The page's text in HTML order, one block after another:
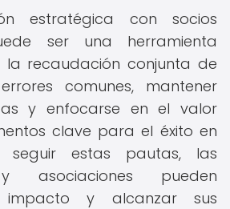
estratégica con socios
ser una herramienta
recaudación conjunta de
comunes, mantener
y enfocarse en el valor
clave para el éxito en
estas pautas, las
asociaciones pueden
impacto y alcanzar sus